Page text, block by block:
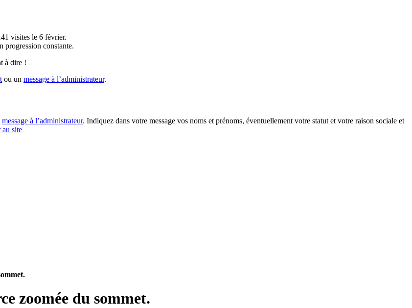
visites le 6 février.
progression constante.
à dire !
ou un message à l’administrateur.
message à l’administrateur. Indiquez dans votre message vos noms et prénoms, éventuellement votre statut et votre raison sociale et
au site
zoomée du sommet.